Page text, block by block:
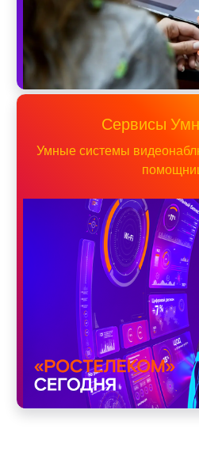
Сервисы
Умные системы